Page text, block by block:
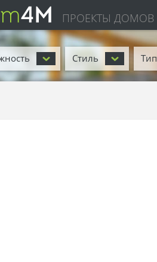
ПРОЕКТЫ ДОМОВ
Стиль Тип